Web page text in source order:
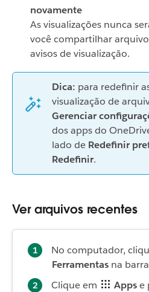
novamente
As visualizações nunca
você compartilhar
avisos de visualização.
Dica: para redefinir
visualização de
Gerenciar
dos apps do
lado de Redefinir
Redefinir.
Ver arquivos recentes
No computador,
Ferramentas na
Clique em
Appse